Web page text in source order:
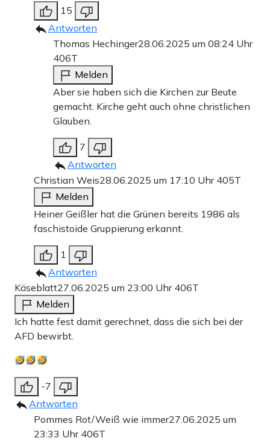
15
Antworten
Thomas Hechinger28.06.2025 um 08:24 Uhr
406T
Melden
Aber sie haben sich die Kirchen zur Beute
gemacht. Kirche geht auch ohne christlichen
Glauben.
7
Antworten
Christian Weis28.06.2025 um 17:10 Uhr 405T
Melden
Heiner Geißler hat die Grünen bereits 1986 als
faschistoide Gruppierung erkannt.
1
Antworten
Käseblatt27.06.2025 um 23:00 Uhr 406T
Melden
Ich hatte fest damit gerechnet, dass die sich bei der
AFD bewirbt.
-7
Antworten
Pommes Rot/Weiß wie immer27.06.2025 um
23:33 Uhr 406T